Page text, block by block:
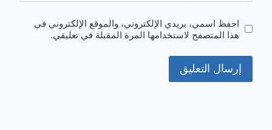
احفظ اسمي، بريدي الإلكتروني، والموقع الإلكتروني في
هذا المتصفح لاستخدامها المرة المقبلة في تعليقي.